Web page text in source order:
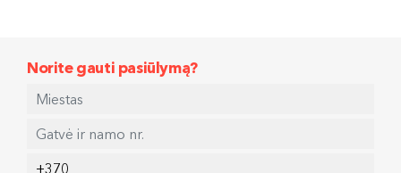
Norite gauti pasiūlymą?